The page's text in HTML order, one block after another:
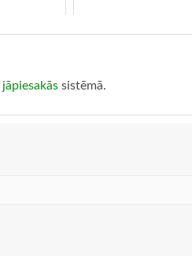
jāpiesakās sistēmā.